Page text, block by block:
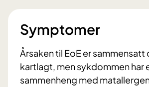
Symptomer
Årsaken til EoE er sammensatt
kartlagt, men sykdommen har
sammenheng med